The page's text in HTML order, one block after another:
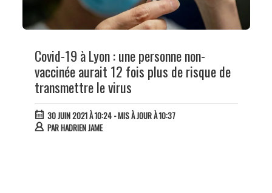
Covid-19 à Lyon : une personne non-
vaccinée aurait 12 fois plus de risque de
transmettre le virus
30 JUIN 2021 À 10:24- MIS À JOUR À 10:37
PARHADRIEN JAME